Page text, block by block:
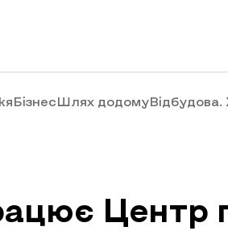
БізнесШлях додому
Центр